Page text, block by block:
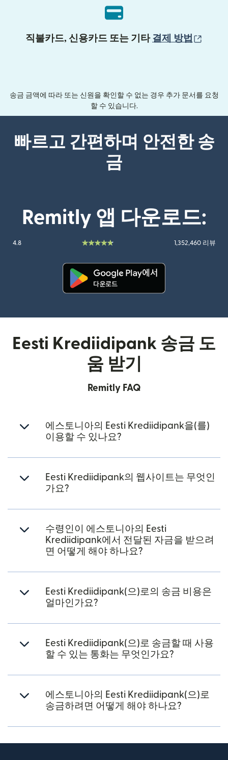
직불카드, 신용카드 또는 기타 결제 방법
송금 금액에 따라 또는 신원을 확인할 수 없는 경우 추가 문서를 요청
할 수 있습니다.
빠르고 간편하며 안전한 송
금
Remitly 앱 다운로드:
4.8 1,352,460 리뷰
Eesti Krediidipank 송금 도
움 받기
Remitly FAQ
에스토니아의 Eesti Krediidipank을(를)
이용할 수 있나요?
Eesti Krediidipank의 웹사이트는 무엇인
가요?
수령인이 에스토니아의 Eesti
Krediidipank에서 전달된 자금을 받으려
면 어떻게 해야 하나요?
Eesti Krediidipank(으)로의 송금 비용은
얼마인가요?
Eesti Krediidipank(으)로 송금할 때 사용
할 수 있는 통화는 무엇인가요?
에스토니아의 Eesti Krediidipank(으)로
송금하려면 어떻게 해야 하나요?